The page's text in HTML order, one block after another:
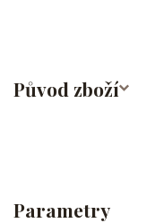
Původ zboží
Parametry